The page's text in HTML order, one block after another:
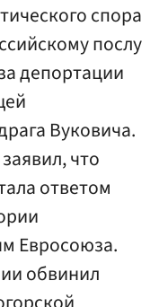
спора
послу
депортации
Вуковича.
что
ответом
Евросоюза.
обвинил